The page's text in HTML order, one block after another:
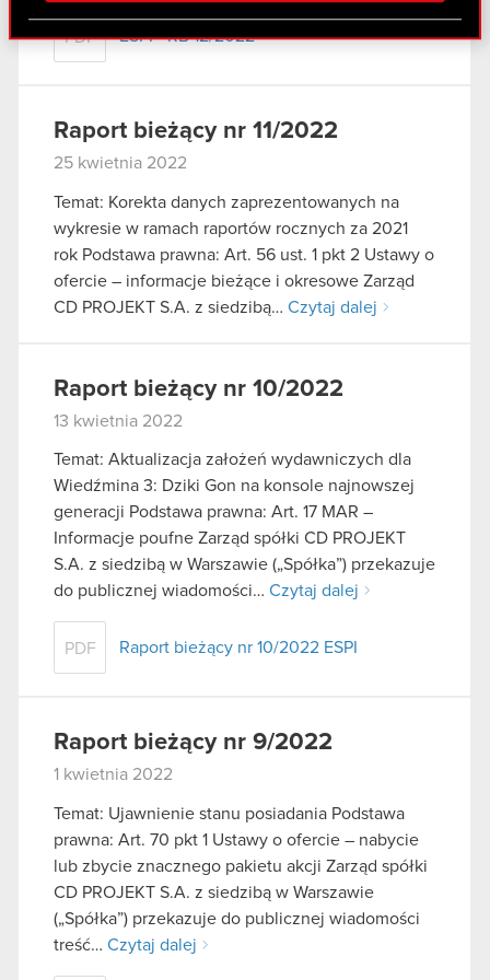
Partnerzy mogą połączyć te informacje z innymi
danymi otrzymanymi od Ciebie lub uzyskanymi
podczas korzystania z ich usług. Kontynuując
używanie plików cookie.
PDF ESPI - RB 12/2022
Raport bieżący nr 11/2022
25 kwietnia 2022
Temat: Korekta danych zaprezentowanych na
wykresie w ramach raportów rocznych za 2021
rok Podstawa prawna: Art. 56 ust. 1 pkt 2 Ustawy o
ofercie – informacje bieżące i okresowe Zarząd
CD PROJEKT S.A. z siedzibą… Czytaj dalej
Raport bieżący nr 10/2022
13 kwietnia 2022
Temat: Aktualizacja założeń wydawniczych dla
Wiedźmina 3: Dziki Gon na konsole najnowszej
generacji Podstawa prawna: Art. 17 MAR –
Informacje poufne Zarząd spółki CD PROJEKT
S.A. z siedzibą w Warszawie („Spółka”) przekazuje
do publicznej wiadomości… Czytaj dalej
PDF Raport bieżący nr 10/2022 ESPI
Raport bieżący nr 9/2022
1 kwietnia 2022
Temat: Ujawnienie stanu posiadania Podstawa
prawna: Art. 70 pkt 1 Ustawy o ofercie – nabycie
lub zbycie znacznego pakietu akcji Zarząd spółki
CD PROJEKT S.A. z siedzibą w Warszawie
(„Spółka”) przekazuje do publicznej wiadomości
treść… Czytaj dalej